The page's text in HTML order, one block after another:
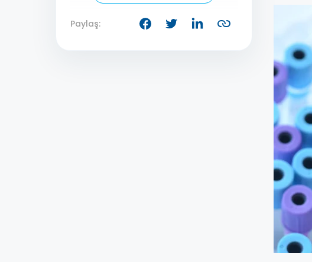
Paylaş: